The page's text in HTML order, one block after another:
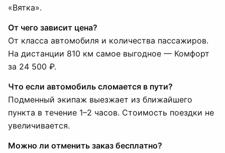
«Вятка».
От чего зависит цена?
От класса автомобиля и количества пассажиров.
На дистанции 810 км самое выгодное — Комфорт
за 24 500 ₽.
Что если автомобиль сломается в пути?
Подменный экипаж выезжает из ближайшего
пункта в течение 1–2 часов. Стоимость поездки не
увеличивается.
Можно ли отменить заказ бесплатно?